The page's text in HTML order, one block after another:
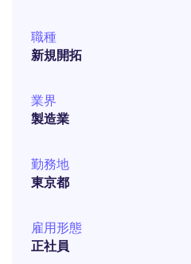
職種
新規開拓
業界
製造業
勤務地
東京都
雇用形態
正社員